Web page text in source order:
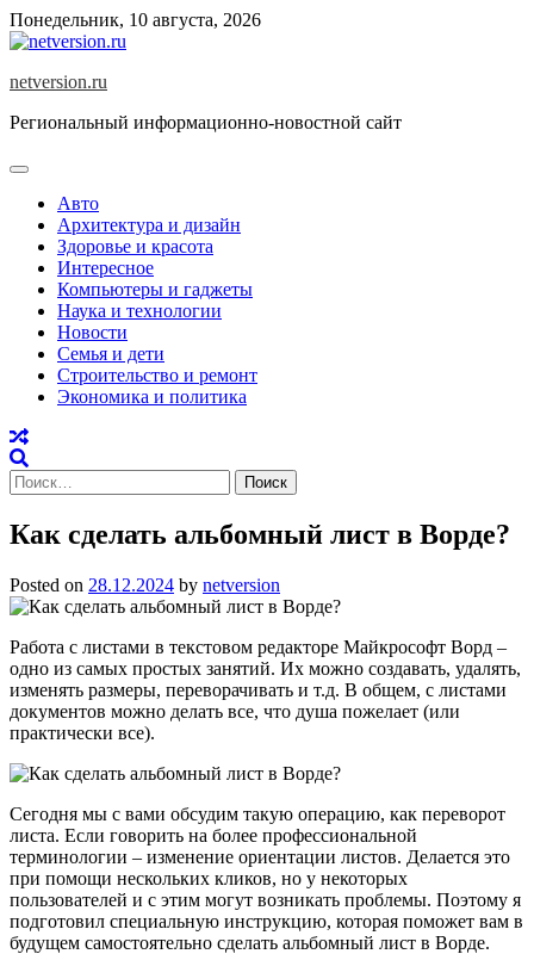
Skip
to
Понедельник, 10 августа, 2026
netversion.ru
Региональный информационно-новостной сайт
Авто
Архитектура и дизайн
Здоровье и красота
Интересное
Компьютеры и гаджеты
Наука и технологии
Новости
Семья и дети
Строительство и ремонт
Экономика и политика
Найти:
Как сделать альбомный лист в Ворде?
Posted on 28.12.2024 by netversion
Работа с листами в текстовом редакторе Майкрософт Ворд –
одно из самых простых занятий. Их можно создавать, удалять,
изменять размеры, переворачивать и т.д. В общем, с листами
документов можно делать все, что душа пожелает (или
практически все).
Сегодня мы с вами обсудим такую операцию, как переворот
листа. Если говорить на более профессиональной
терминологии – изменение ориентации листов. Делается это
при помощи нескольких кликов, но у некоторых
пользователей и с этим могут возникать проблемы. Поэтому я
подготовил специальную инструкцию, которая поможет вам в
будущем самостоятельно сделать альбомный лист в Ворде.